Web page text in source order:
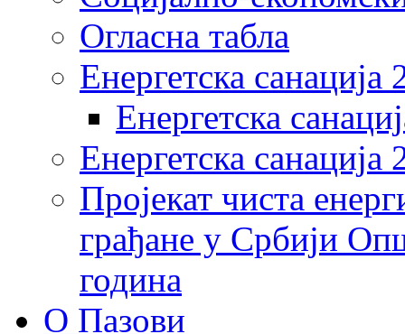
Огласна табла
Енергетска санација
Енергетска
Енергетска
Пројекат чиста
грађане у Србији
година
О Пазови